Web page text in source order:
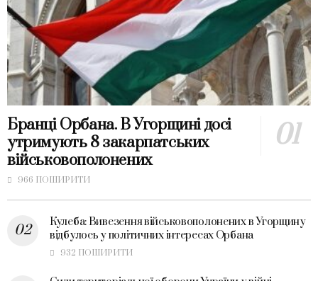
Бранці Орбана. В Угорщині досі
утримують 8 закарпатських
військовополонених
966 ПОШИРИТИ
Кулеба: Вивезення військовополонених в Угорщину
відбулось у політичних інтересах Орбана
932 ПОШИРИТИ